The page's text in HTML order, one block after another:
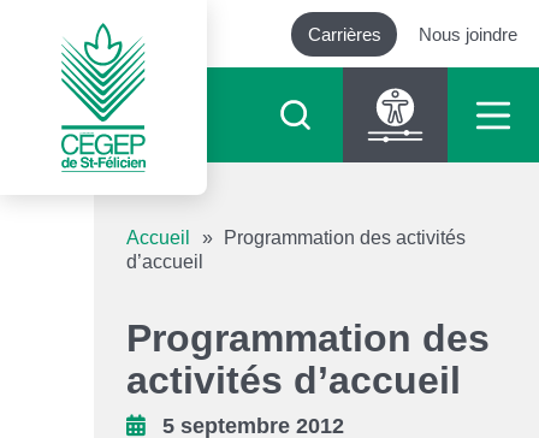
Carrières Nous joindre
Diminuer le texte
Niveau de gris
Accueil »
Programmation des activités
d’accueil
Programmation des
activités d’accueil
5 septembre 2012